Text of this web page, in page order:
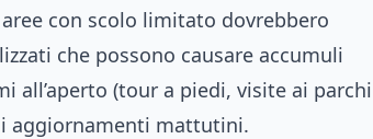
con scolo limitato dovrebbero
che possono causare accumuli
all’aperto (tour a piedi, visite ai parchi
aggiornamenti mattutini.